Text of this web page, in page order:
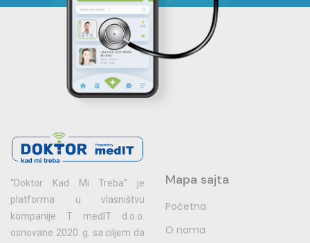
“Doktor Kad Mi Treba” je
platforma u vlasništvu
kompanije T medIT d.o.o.
osnovane 2020. g. sa ciljem da
Mapa sajta
Početna
O nama